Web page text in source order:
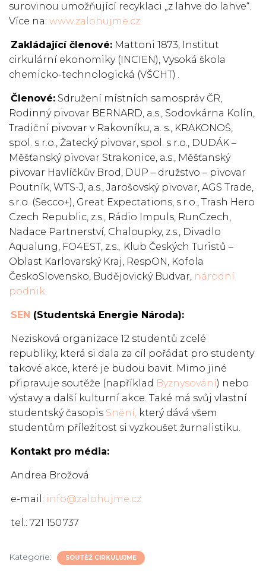
surovinou umožňující recyklaci „z lahve do lahve“.
Více na: www.zalohujme.cz
Zakládající členové: Mattoni 1873, Institut
cirkulární ekonomiky (INCIEN), Vysoká škola
chemicko-technologická (VŠCHT) .
Členové: Sdružení místních samospráv ČR,
Rodinný pivovar BERNARD, a.s., Sodovkárna Kolín,
Tradiční pivovar v Rakovníku, a. s., KRAKONOŠ,
spol. s r.o., Žatecký pivovar, spol. s r.o., DUDÁK –
Měšťanský pivovar Strakonice, a.s., Měšťanský
pivovar Havlíčkův Brod, DUP – družstvo – pivovar
Poutník, WTS-J, a.s., Jarošovský pivovar, AGS Trade,
s.r.o. (Secco+), Great Expectations, s.r.o., Trash Hero
Czech Republic, z.s., Rádio Impuls, RunCzech,
Nadace Partnerství, Chaloupky, z.s., Divadlo
Aqualung, FO4EST, z.s., Klub Českých Turistů –
Oblast Karlovarský Kraj, RespON, Kofola
ČeskoSlovensko, Budějovický Budvar, národní
podnik.
SEN (Studentská Energie Národa):
Nezisková organizace 12 studentů z celé
republiky, která si dala za cíl pořádat pro studenty
takové akce, které je budou bavit. Mimo jiné
připravuje soutěže (například Byznysování) nebo
výstavy a další kulturní akce. Také má svůj vlastní
studentský časopis Snění, který dává všem
studentům příležitost si vyzkoušet žurnalistiku.
Kontakt pro média:
Andrea Brožová
e-mail: info@zalohujme.cz
tel.: 721 150 737
Kategorie: SOUTĚŽ CIRKULUJME